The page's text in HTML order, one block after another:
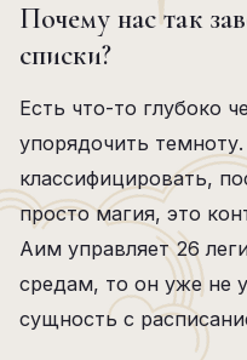
Почему нас так
списки?
Есть что-то глубоко
упорядочить
классифицировать,
просто магия, это
Аим управляет 26
средам, то он уже не
сущность с